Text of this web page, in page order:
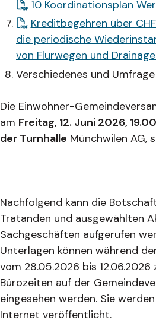
10 Koordinationsplan
Kreditbegehren über
die periodische
von Flurwegen und
Verschiedenes und Umfrage
Die Einwohner-
am Freitag, 12. Juni 2026,
der Turnhalle Münchwilen AG,
Nachfolgend kann die
Tratanden und ausgewählten
Sachgeschäften aufgerufen
Unterlagen können während
vom 28.05.2026 bis 12.06.2026
Bürozeiten auf der
eingesehen werden. Sie
Internet veröffentlicht.